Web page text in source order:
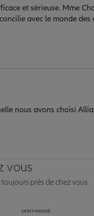
et sérieuse. Mme
dans cette agence il
nous avons choisi
vous
près de chez vous.
SAINT-MANDÉ